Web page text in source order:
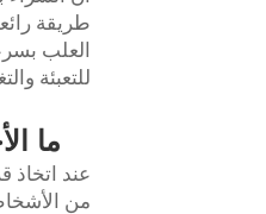
طريقة
العلب
للتعبئة
ما
عند اتخاذ
من